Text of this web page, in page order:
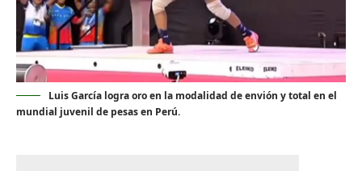
Luis García logra oro en la modalidad de envión y total en el
mundial juvenil de pesas en Perú.